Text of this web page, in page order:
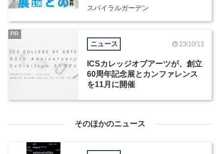
スパイラルガーデン
ニュース 23/10/13
ICSカレッジオブアーツが、創立
60周年記念展とカンファレンス
を11月に開催
PR
そのほかのニュース